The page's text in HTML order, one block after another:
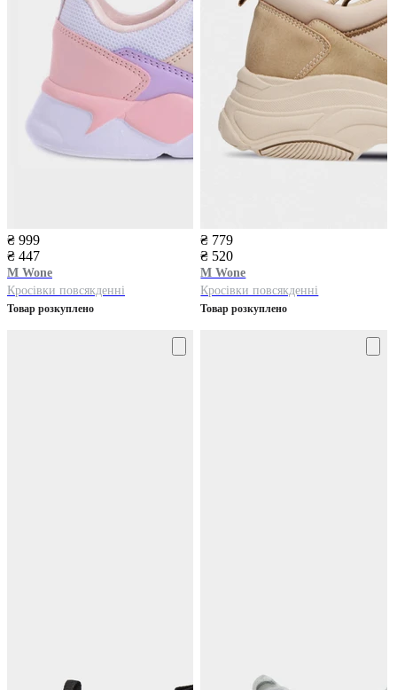
₴ 999
₴ 447
M Wone
Кросівки повсякденні
Товар розкуплено
₴ 779
₴ 520
M Wone
Кросівки повсякденні
Товар розкуплено